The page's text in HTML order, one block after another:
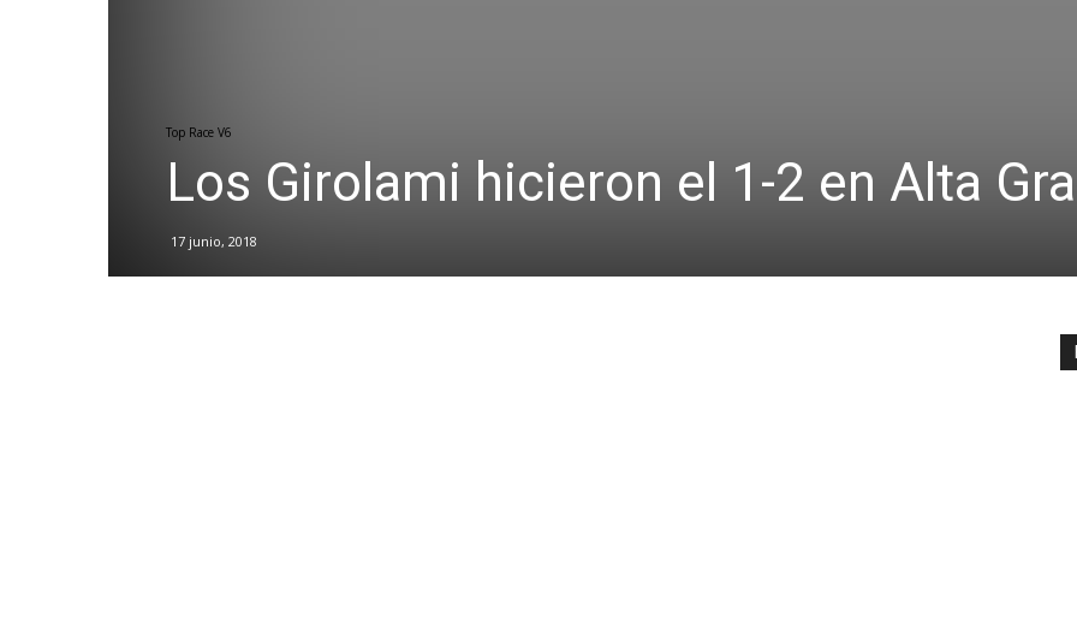
Top Race V6
Los Girolami hicieron el 1-2 en Alta
17 junio, 2018